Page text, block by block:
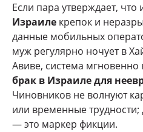
Если пара утверждает, что
Израиле крепок и
данные мобильных
муж регулярно ночует в
Авиве, система мгновенно
брак в Израиле для
Чиновников не волнуют
или временные
— это маркер фикции.